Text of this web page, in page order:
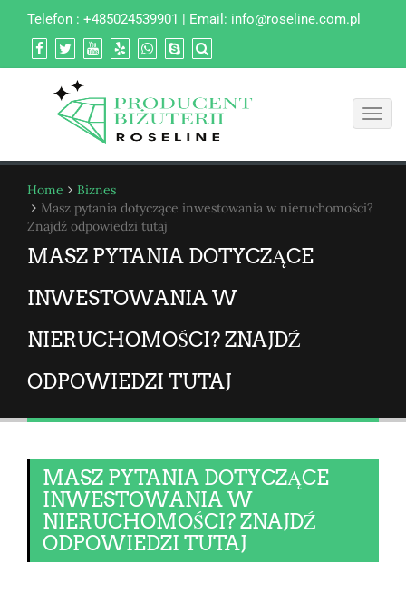
Telefon : +485024539901 | Email: info@roseline.com.pl
Home
Biznes
Masz pytania dotyczące inwestowania w nieruchomości?
Znajdź odpowiedzi tutaj
MASZ PYTANIA DOTYCZĄCE
INWESTOWANIA W
NIERUCHOMOŚCI? ZNAJDŹ
ODPOWIEDZI TUTAJ
MASZ PYTANIA DOTYCZĄCE
INWESTOWANIA W
NIERUCHOMOŚCI? ZNAJDŹ
ODPOWIEDZI TUTAJ